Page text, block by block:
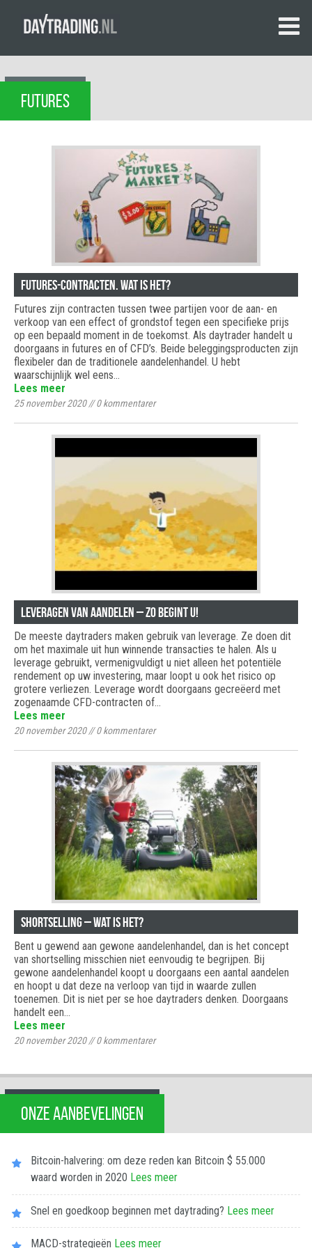
FUTURES
Futures-contracten. Wat is het?
Futures zijn contracten tussen twee partijen voor de aan- en
verkoop van een effect of grondstof tegen een specifieke prijs
op een bepaald moment in de toekomst. Als daytrader handelt u
doorgaans in futures en of CFD’s. Beide beleggingsproducten zijn
flexibeler dan de traditionele aandelenhandel. U hebt
waarschijnlijk wel eens…
Lees meer
25 november 2020//0kommentarer
Leveragen van aandelen – zo begint u!
De meeste daytraders maken gebruik van leverage. Ze doen dit
om het maximale uit hun winnende transacties te halen. Als u
leverage gebruikt, vermenigvuldigt u niet alleen het potentiële
rendement op uw investering, maar loopt u ook het risico op
grotere verliezen. Leverage wordt doorgaans gecreëerd met
zogenaamde CFD-contracten of…
Lees meer
20 november 2020//0kommentarer
Shortselling – wat is het?
Bent u gewend aan gewone aandelenhandel, dan is het concept
van shortselling misschien niet eenvoudig te begrijpen. Bij
gewone aandelenhandel koopt u doorgaans een aantal aandelen
en hoopt u dat deze na verloop van tijd in waarde zullen
toenemen. Dit is niet per se hoe daytraders denken. Doorgaans
handelt een…
Lees meer
20 november 2020//0kommentarer
ONZE AANBEVELINGEN
Bitcoin-halvering: om deze reden kan Bitcoin $ 55.000
waard worden in 2020 Lees meer
Snel en goedkoop beginnen met daytrading? Lees meer
MACD-strategieën Lees meer